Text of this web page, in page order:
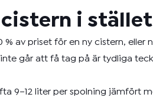
i
av priset för en ny cistern,
går att få tag på är tydliga
9–12 liter per spolning jämfört